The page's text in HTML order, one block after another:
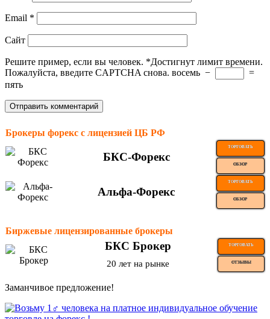
Email *
Сайт
Решите пример, если вы человек. *Достигнут лимит времени.
Пожалуйста, введите CAPTCHA снова. восемь −
=
пять
Брокеры форекс с лицензией ЦБ РФ
БКС-Форекс
ТОРГОВАТЬ
ОБЗОР
Альфа-Форекс
ТОРГОВАТЬ
ОБЗОР
Биржевые лицензированные брокеры
БКС Брокер ТОРГОВАТЬ
20 лет на рынке ОТЗЫВЫ
Заманчивое предложение!